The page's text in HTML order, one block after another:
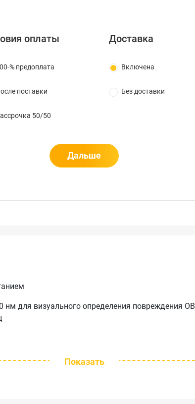
нм для визуального определения повреждения ОВ
Показать
оплаты
% предоплата
поставки
50/50
Доставка
Включена
Без доставки
Дальше